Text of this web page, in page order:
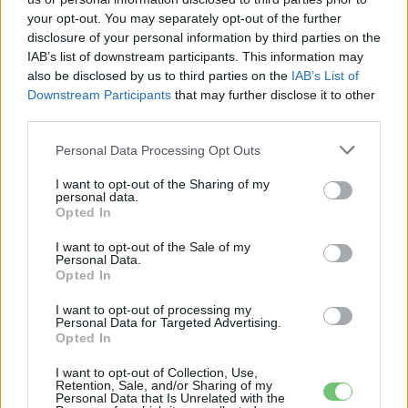
your opt-out. You may separately opt-out of the further
disclosure of your personal information by third parties on the
IAB’s list of downstream participants. This information may
also be disclosed by us to third parties on the IAB’s List of
Downstream Participants that may further disclose it to other
Personal Data Processing Opt Outs
I want to opt-out of the Sharing of my
personal data.
Opted In
I want to opt-out of the Sale of my
Personal Data.
Opted In
I want to opt-out of processing my
Personal Data for Targeted Advertising.
Opted In
I want to opt-out of Collection, Use,
Retention, Sale, and/or Sharing of my
Personal Data that Is Unrelated with the
A Xiaomi korábbi közlései megerősítik, hogy a vállalatnem
tervez 100 000 jüan (kb. 13 800 dollár) alatti
belépőszintű elektromos autókat piacra dobni —
Wuling Mini típusú olcsó tömegtermékekkel verseng. Az
áprilisi nyilvánosszétszerelési esemény
, amelyen maga
Lei Jun, a Xiaomi vezérigazgatója mutatta be az autó
üzenetértékű volt: a vállalat azt jelzi, hogy nincs
takargatnivalója a mérnöki megoldásokban. Ez a fajta
nyíltság a kínai EV-piacon szokatlan, és tudatos
bizalomépítési stratégia része. Az új modell, a
Xiaomi YU7
hivatalos bemutatója
ami azt jelenti, hogy a vállalat a következő hetekben két
fronton — a meglévő SU7 megrendelési hullámán és egy új